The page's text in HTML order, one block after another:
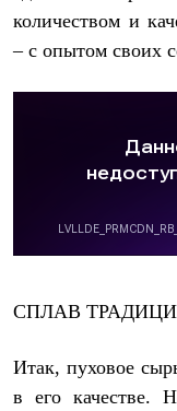
Женская обувь
Сапоги
Ботинки
Гамаши и бахилы
Тапочки
Чуни
Головные уборы
Балаклавы и маски
Кепки и бейсболки
Повязки
количеством и
– с опытом своих
СПЛАВ
Итак, пуховое
в его качестве.